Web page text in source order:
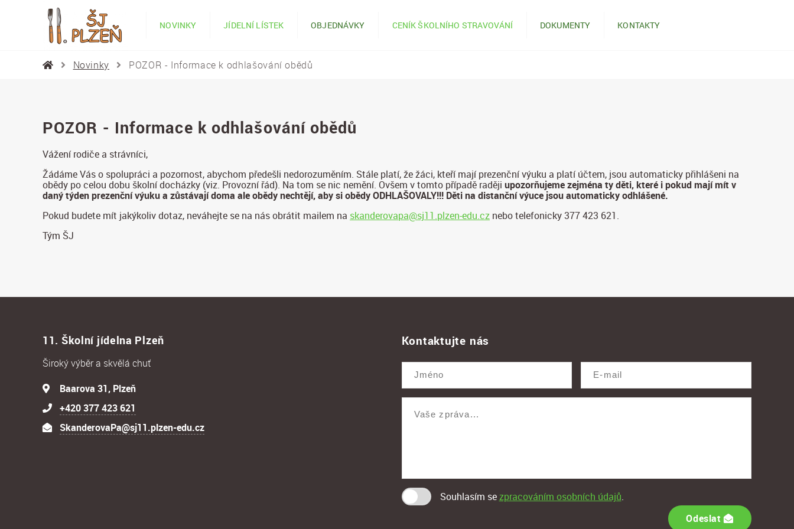
NOVINKY JÍDELNÍ LÍSTEK OBJEDNÁVKY CENÍK ŠKOLNÍHO STRAVOVÁNÍ DOKUMENTY KONTAKTY
Novinky POZOR - Informace k odhlašování obědů
POZOR - Informace k odhlašování obědů
Vážení rodiče a strávníci,
Žádáme Vás o spolupráci a pozornost, abychom předešli nedorozuměním. Stále platí, že žáci, kteří mají prezenční výuku a platí účtem, jsou automaticky přihlášeni na
obědy po celou dobu školní docházky (viz. Provozní řád). Na tom se nic nemění. Ovšem v tomto případě raději upozorňujeme zejména ty děti, které i pokud mají mít v
daný týden prezenční výuku a zůstávají doma ale obědy nechtějí, aby si obědy ODHLAŠOVALY!!! Děti na distanční výuce jsou automaticky odhlášené.
Pokud budete mít jakýkoliv dotaz, neváhejte se na nás obrátit mailem na skanderovapa@sj11.plzen-edu.cz nebo telefonicky 377 423 621.
Tým ŠJ
11. Školní jídelna Plzeň
Široký výběr a skvělá chuť
Baarova 31, Plzeň
+420 377 423 621
SkanderovaPa@sj11.plzen-edu.cz
Kontaktujte nás
Souhlasím sezpracováním osobních údajů.
Odeslat